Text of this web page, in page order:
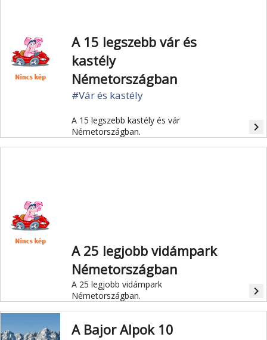
A 15 legszebb vár és
kastély
Németországban
#Vár és kastély
A 15 legszebb kastély és vár
Németországban.
navigate_next
A 25 legjobb vidámpark
Németországban
A 25 legjobb vidámpark
Németországban.
navigate_next
A Bajor Alpok 10